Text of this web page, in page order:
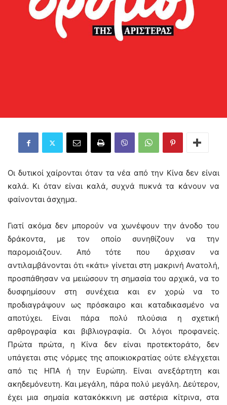
Οι δυτικοί χαίρονται όταν τα νέα από την Κίνα δεν είναι
καλά. Κι όταν είναι καλά, συχνά πυκνά τα κάνουν να
φαίνονται άσχημα.
Γιατί ακόμα δεν μπορούν να χωνέψουν την άνοδο του
δράκοντα, με τον οποίο συνηθίζουν να την
παρομοιάζουν. Από τότε που άρχισαν να
αντιλαμβάνονται ότι «κάτι» γίνεται στη μακρινή Ανατολή,
προσπάθησαν να μειώσουν τη σημασία του αρχικά, να το
δυσφημίσουν στη συνέχεια και εν χορώ να το
προδιαγράψουν ως πρόσκαιρο και καταδικασμένο να
αποτύχει. Είναι πάρα πολύ πλούσια η σχετική
αρθρογραφία και βιβλιογραφία. Οι λόγοι προφανείς.
Πρώτα πρώτα, η Κίνα δεν είναι προτεκτοράτο, δεν
υπάγεται στις νόρμες της αποικιοκρατίας ούτε ελέγχεται
από τις ΗΠΑ ή την Ευρώπη. Είναι ανεξάρτητη και
ακηδεμόνευτη. Και μεγάλη, πάρα πολύ μεγάλη. Δεύτερον,
έχει μια σημαία κατακόκκινη με αστέρια κίτρινα, στα